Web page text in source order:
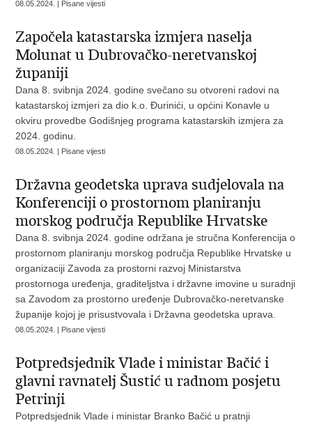
08.05.2024. | Pisane vijesti
Započela katastarska izmjera naselja
Molunat u Dubrovačko-neretvanskoj
županiji
Dana 8. svibnja 2024. godine svečano su otvoreni radovi na
katastarskoj izmjeri za dio k.o. Đurinići, u općini Konavle u
okviru provedbe Godišnjeg programa katastarskih izmjera za
2024. godinu.
08.05.2024. | Pisane vijesti
Državna geodetska uprava sudjelovala na
Konferenciji o prostornom planiranju
morskog područja Republike Hrvatske
Dana 8. svibnja 2024. godine održana je stručna Konferencija o
prostornom planiranju morskog područja Republike Hrvatske u
organizaciji Zavoda za prostorni razvoj Ministarstva
prostornoga uređenja, graditeljstva i državne imovine u suradnji
sa Zavodom za prostorno uređenje Dubrovačko-neretvanske
županije kojoj je prisustvovala i Državna geodetska uprava.
08.05.2024. | Pisane vijesti
Potpredsjednik Vlade i ministar Bačić i
glavni ravnatelj Šustić u radnom posjetu
Petrinji
Potpredsjednik Vlade i ministar Branko Bačić u pratnji